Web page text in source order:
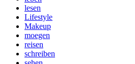
lesen
Lifestyle
Makeup
moegen
reisen
schreiben